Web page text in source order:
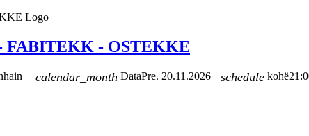
FABITEKK - OSTEKKE
calendar_month DataPre. 20.11.2026 schedule kohë